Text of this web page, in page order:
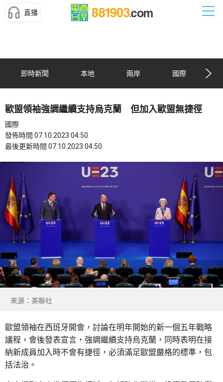
直播
即時新聞 本地 兩岸 國際
歐盟領袖強調繼續支持烏克蘭 但加入歐盟無捷徑
國際
發佈時間 07.10.2023 04:50
最後更新時間 07.10.2023 04:50
來源：美聯社
歐盟領袖在西班牙開會，討論在明年開始的新一個五年戰略
議程，會後發表宣言，強調繼續支持烏克蘭，同時表明在接
納新成員加入時不會有捷徑，必須滿足歐盟嚴格的標準，包
括法治。